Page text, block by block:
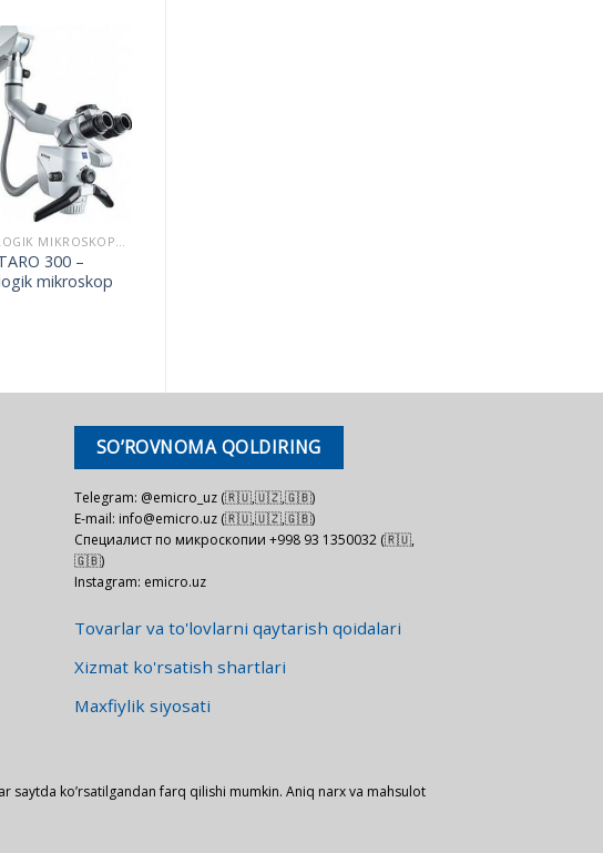
STOMATOLOGIK MIKROSKOPLAR
300 –
mikroskop
SO’ROVNOMA QOLDIRING
Telegram: @emicro_uz (🇷🇺,🇺🇿,🇬🇧)
E-mail: info@emicro.uz (🇷🇺,🇺🇿,🇬🇧)
Специалист по микроскопии +998 93 1350032 (🇷🇺,
🇬🇧)
Instagram: emicro.uz
Tovarlar va to'lovlarni qaytarish qoidalari
Xizmat ko'rsatish shartlari
Maxfiylik siyosati
saytda ko’rsatilgandan farq qilishi mumkin. Aniq narx va mahsulot